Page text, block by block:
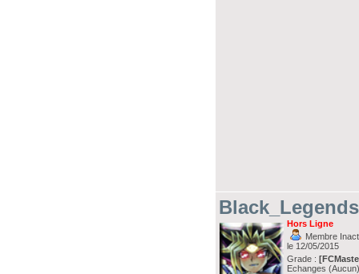
Black_Legends
Hors Ligne
Membre
le 12/05/2015
Grade :
Echanges